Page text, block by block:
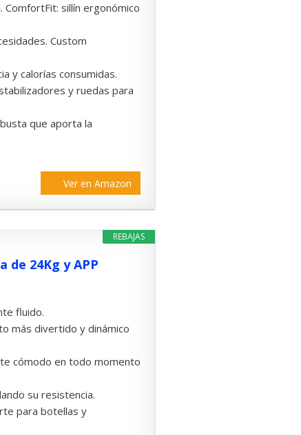
sillín ergonómico
Custom
y calorías consumidas.
y ruedas para
que aporta la
Ver en Amazon
REBAJAS
24Kg y APP
fluido.
más divertido y dinámico
cómodo en todo momento
su resistencia.
para botellas y